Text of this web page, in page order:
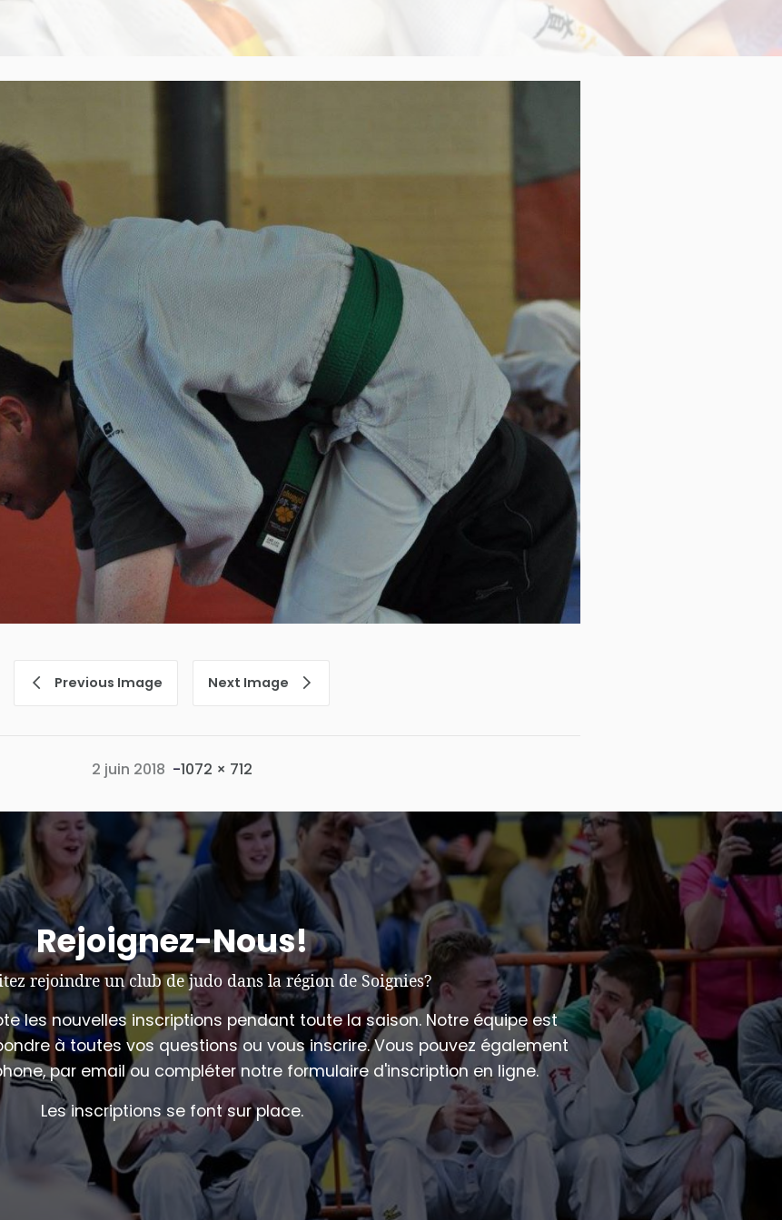
2 juin 2018 -Full size
1072 × 712
Previous Image Next Image
Rejoignez-Nous!
rejoindre un club de judo dans la région de Soignies?
les nouvelles inscriptions pendant toute la saison. Notre équipe est
à toutes vos questions ou vous inscrire. Vous pouvez également
par email ou compléter notre formulaire d'inscription en ligne.
Les inscriptions se font sur place.